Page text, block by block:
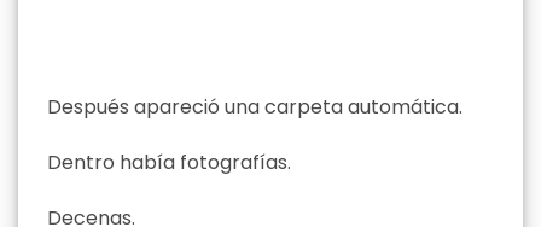
Después apareció una carpeta automática.
Dentro había fotografías.
Decenas.